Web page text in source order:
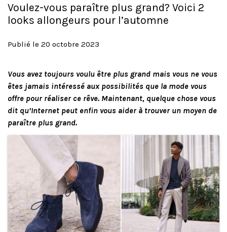
Voulez-vous paraître plus grand? Voici 2
looks allongeurs pour l’automne
Publié le 20 octobre 2023
Vous avez toujours voulu être plus grand mais vous ne vous
êtes jamais intéressé aux possibilités que la mode vous
offre pour réaliser ce rêve. Maintenant, quelque chose vous
dit qu’Internet peut enfin vous aider à trouver un moyen de
paraître plus grand.